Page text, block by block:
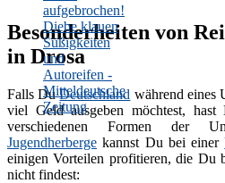
Besonderheiten von
in Drosa
Falls DuDeutschland während eines
viel Geld ausgeben möchtest,
verschiedenen Formen der
Jugendherberge kannst Du bei einer
einigen Vorteilen profitieren, die Du
nicht findest: